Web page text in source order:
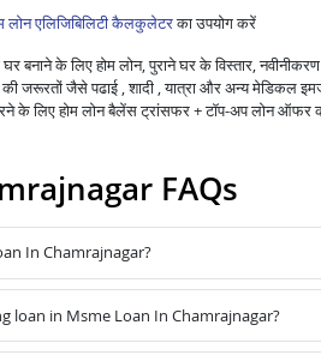
लोन एलिजिबिलिटी कैलकुलेटरका उपयोग करें
बनाने के लिए होम लोन, पुराने घर के विस्तार,
जरूरतों जैसे पढाई , शादी , यात्रा और अन्य मेडिकल
के लिए होम लोन बैलेंस ट्रांसफर + टॉप-अप लोन ऑफर
FAQs
In Chamrajnagar?
loan in Msme Loan In Chamrajnagar?